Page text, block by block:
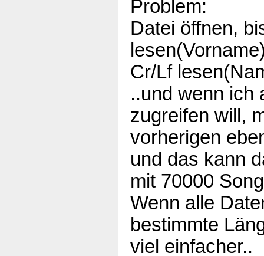
Problem:
Datei öffnen,
Cr/Lf
..und wenn ich
zugreifen will,
vorherigen
und das kann
mit 70000
Wenn alle
bestimmte
viel einfacher..